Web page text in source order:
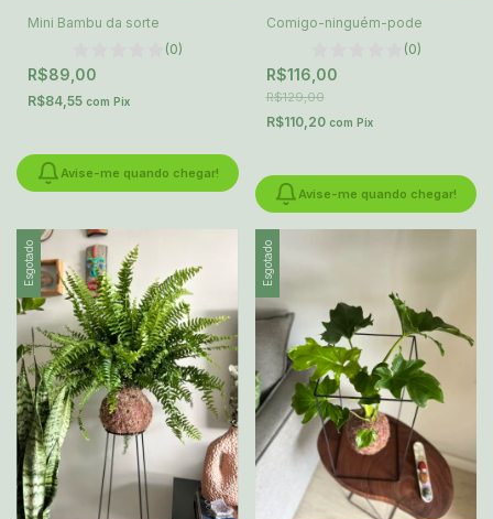
Mini Bambu da sorte
(0)
R$89,00
R$84,55 com Pix
Avise-me quando chegar!
Comigo-ninguém-pode
(0)
R$116,00
R$129,00
R$110,20 com Pix
Avise-me quando chegar!
Esgotado Esgotado